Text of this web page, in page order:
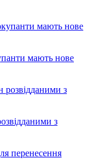
мають нове
з